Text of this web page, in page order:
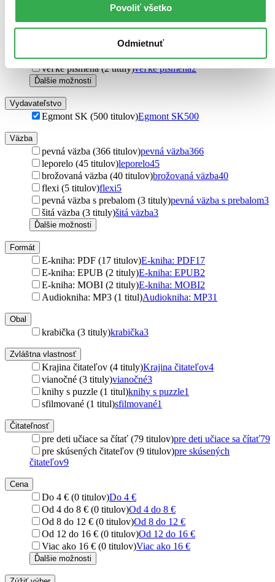
Povoliť všetko
Odmietnuť
menej obrázkov, viac textu (32 titulov)menej obrázkov,
viac textu32
obrázky bez textu (15 titulov)obrázky bez textu
plne ilustrovaná (10 titulov)plne ilustrovaná10
veľké písmená (2 tituly)veľké písmená2
Ďalšie možnosti
Vydavateľstvo
Egmont SK (500 titulov)Egmont SK500
Väzba
pevná väzba (366 titulov)pevná väzba366
leporelo (45 titulov)leporelo45
brožovaná väzba (40 titulov)brožovaná väzba40
flexi (5 titulov)flexi5
pevná väzba s prebalom (3 tituly)pevná väzba s prebalom3
šitá väzba (3 tituly)šitá väzba3
Ďalšie možnosti
Formát
E-kniha: PDF (17 titulov)E-kniha: PDF17
E-kniha: EPUB (2 tituly)E-kniha: EPUB2
E-kniha: MOBI (2 tituly)E-kniha: MOBI2
Audiokniha: MP3 (1 titul)Audiokniha: MP31
Obal
krabička (3 tituly)krabička3
Zvláštna vlastnosť
Krajina čitateľov (4 tituly)Krajina čitateľov4
vianočné (3 tituly)vianočné3
knihy s puzzle (1 titul)knihy s puzzle1
sfilmované (1 titul)sfilmované1
Čitateľnosť
pre deti učiace sa čítať (79 titulov)pre deti učiace sa čítať79
pre skúsených čitateľov (9 titulov)pre skúsených
čitateľov9
Cena
Do 4 € (0 titulov)Do 4 €
Od 4 do 8 € (0 titulov)Od 4 do 8 €
Od 8 do 12 € (0 titulov)Od 8 do 12 €
Od 12 do 16 € (0 titulov)Od 12 do 16 €
Viac ako 16 € (0 titulov)Viac ako 16 €
Ďalšie možnosti